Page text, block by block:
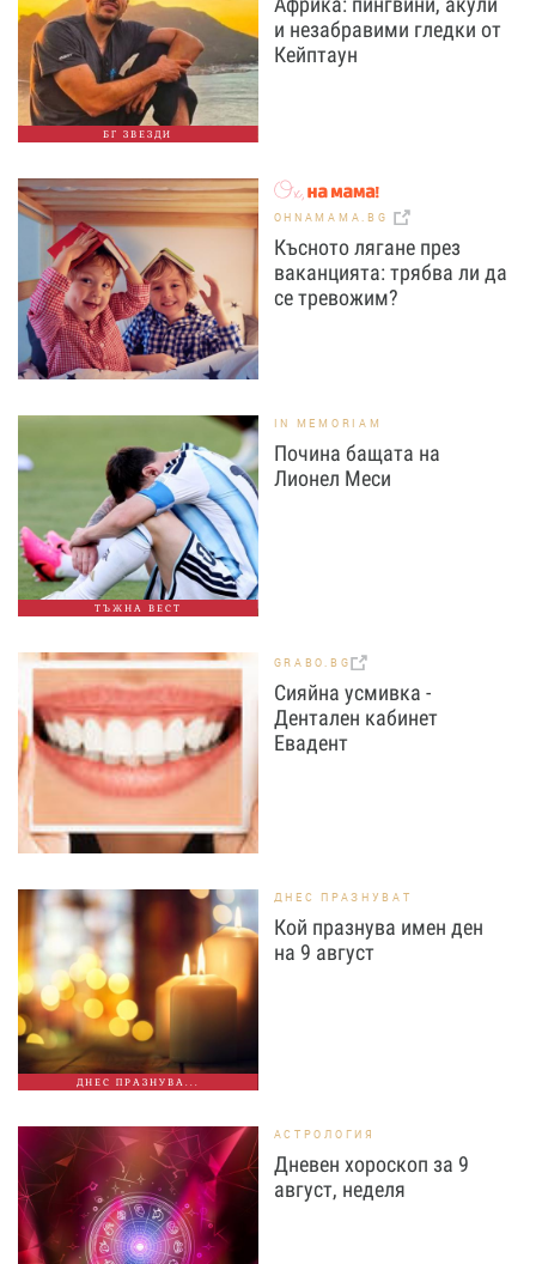
БГ ЗВЕЗДИ
и незабравими гледки от
Кейптаун
OHNAMAMA.BG
Късното лягане през
ваканцията: трябва ли да
се тревожим?
ТЪЖНА ВЕСТ
IN MEMORIAM
Почина бащата на
Лионел Меси
GRABO.BG
Сияйна усмивка -
Дентален кабинет
Евадент
ДНЕС ПРАЗНУВА...
ДНЕС ПРАЗНУВАТ
Кой празнува имен ден
на 9 август
АСТРОЛОГИЯ
Дневен хороскоп за 9
август, неделя